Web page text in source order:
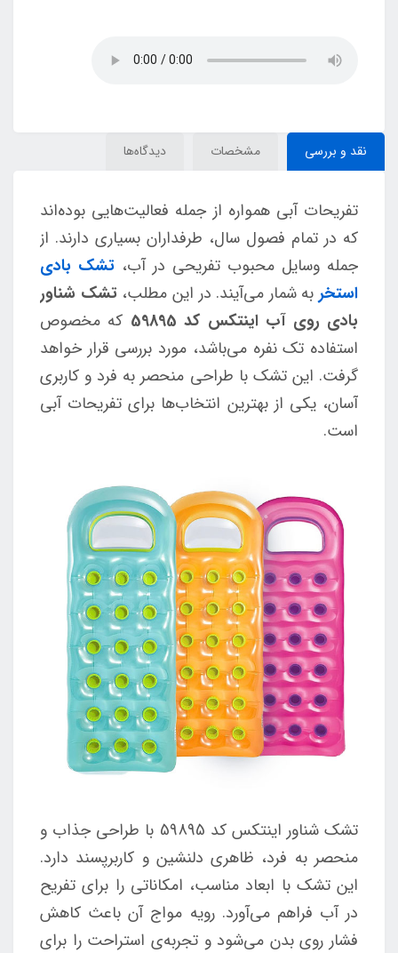
نقد و بررسی مشخصات دیدگاه‌ها
تفریحات آبی همواره از جمله فعالیت‌هایی بوده‌اند
که در تمام فصول سال، طرفداران بسیاری دارند. از
جمله وسایل محبوب تفریحی در آب، تشک‌ بادی
استخر به شمار می‌آیند. در این مطلب، تشک شناور
بادی روی آب اینتکس کد 59895
که مخصوص
استفاده تک نفره می‌باشد، مورد بررسی قرار خواهد
گرفت. این تشک با طراحی منحصر به فرد و کاربری
آسان، یکی از بهترین انتخاب‌ها برای تفریحات آبی
است.
تشک شناور اینتکس کد 59895 با طراحی جذاب و
منحصر به فرد، ظاهری دلنشین و کاربرپسند دارد.
این تشک با ابعاد مناسب، امکاناتی را برای تفریح
در آب فراهم می‌آورد. رویه مواج آن باعث کاهش
فشار روی بدن می‌شود و تجربه‌ی استراحت را برای